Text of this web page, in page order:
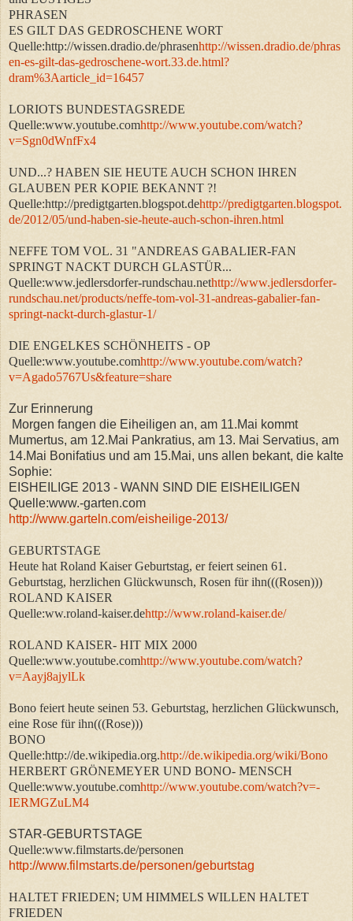
PHRASEN
ES GILT DAS GEDROSCHENE WORT
Quelle:http://wissen.dradio.de/phrasenhttp://wissen.dradio.de/phras
en-es-gilt-das-gedroschene-wort.33.de.html?
dram%3Aarticle_id=16457
LORIOTS BUNDESTAGSREDE
Quelle:www.youtube.comhttp://www.youtube.com/watch?
v=Sgn0dWnfFx4
UND...? HABEN SIE HEUTE AUCH SCHON IHREN
GLAUBEN PER KOPIE BEKANNT ?!
Quelle:http://predigtgarten.blogspot.dehttp://predigtgarten.blogspot.
de/2012/05/und-haben-sie-heute-auch-schon-ihren.html
NEFFE TOM VOL. 31 "ANDREAS GABALIER-FAN
SPRINGT NACKT DURCH GLASTÜR...
Quelle:www.jedlersdorfer-rundschau.nethttp://www.jedlersdorfer-
rundschau.net/products/neffe-tom-vol-31-andreas-gabalier-fan-
springt-nackt-durch-glastur-1/
DIE ENGELKES SCHÖNHEITS - OP
Quelle:www.youtube.comhttp://www.youtube.com/watch?
v=Agado5767Us&feature=share
Zur Erinnerung
Morgen fangen die Eiheiligen an, am 11.Mai kommt
Mumertus, am 12.Mai Pankratius, am 13. Mai Servatius, am
14.Mai Bonifatius und am 15.Mai, uns allen bekant, die kalte
Sophie:
EISHEILIGE 2013 - WANN SIND DIE EISHEILIGEN
Quelle:www.-garten.com
http://www.garteln.com/eisheilige-2013/
GEBURTSTAGE
Heute hat Roland Kaiser Geburtstag, er feiert seinen 61.
Geburtstag, herzlichen Glückwunsch, Rosen für ihn(((Rosen)))
ROLAND KAISER
Quelle:ww.roland-kaiser.dehttp://www.roland-kaiser.de/
ROLAND KAISER- HIT MIX 2000
Quelle:www.youtube.comhttp://www.youtube.com/watch?
v=Aayj8ajylLk
Bono feiert heute seinen 53. Geburtstag, herzlichen Glückwunsch,
eine Rose für ihn(((Rose)))
BONO
Quelle:http://de.wikipedia.org.http://de.wikipedia.org/wiki/Bono
HERBERT GRÖNEMEYER UND BONO- MENSCH
Quelle:www.youtube.comhttp://www.youtube.com/watch?v=-
IERMGZuLM4
STAR-GEBURTSTAGE
Quelle:www.filmstarts.de/personen
http://www.filmstarts.de/personen/geburtstag
HALTET FRIEDEN; UM HIMMELS WILLEN HALTET
FRIEDEN